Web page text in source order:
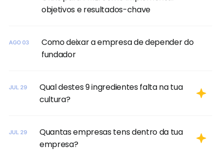
objetivos e resultados-chave
AGO 03
Como deixar a empresa de depender do
fundador
JUL 29
Qual destes 9 ingredientes falta na tua
cultura?
JUL 29
Quantas empresas tens dentro da tua
empresa?